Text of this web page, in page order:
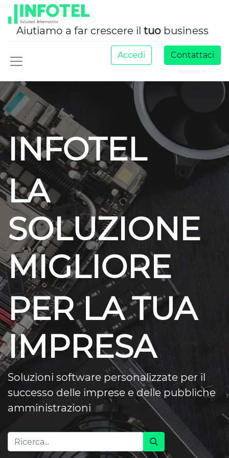
Aiutiamo a far crescere il tuo business
Accedi Contattaci
INFOTEL
LA
SOLUZIONE
MIGLIORE
PER LA TUA
IMPRESA
Soluzioni software personalizzate per il
successo delle imprese e delle pubbliche
amministrazioni